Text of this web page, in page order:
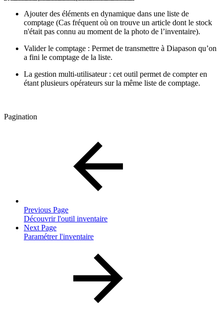
Ajouter des éléments en dynamique dans une liste de
comptage (Cas fréquent où on trouve un article dont le stock
n'était pas connu au moment de la photo de l’inventaire).
Valider le comptage : Permet de transmettre à Diapason qu’on
a fini le comptage de la liste.
La gestion multi-utilisateur : cet outil permet de compter en
étant plusieurs opérateurs sur la même liste de comptage.
Pagination
Previous Page
Découvrir l'outil inventaire
Next Page
Paramétrer l'inventaire